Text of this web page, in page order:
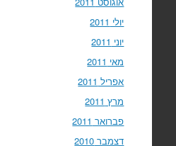
יולי 2011
יוני 2011
מאי 2011
אפריל 2011
מרץ 2011
פברואר 2011
דצמבר 2010